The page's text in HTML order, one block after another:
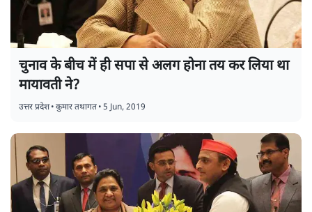
चुनाव के बीच में ही सपा से अलग होना तय कर लिया था
मायावती ने?
उत्तर प्रदेश•कुमार तथागत•5 Jun, 2019